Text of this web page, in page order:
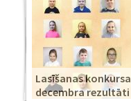
Lasīšanas konkursa
decembra rezultāti